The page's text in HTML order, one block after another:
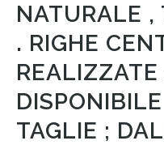
NATURALE ,
. RIGHE
TAGLIE ;